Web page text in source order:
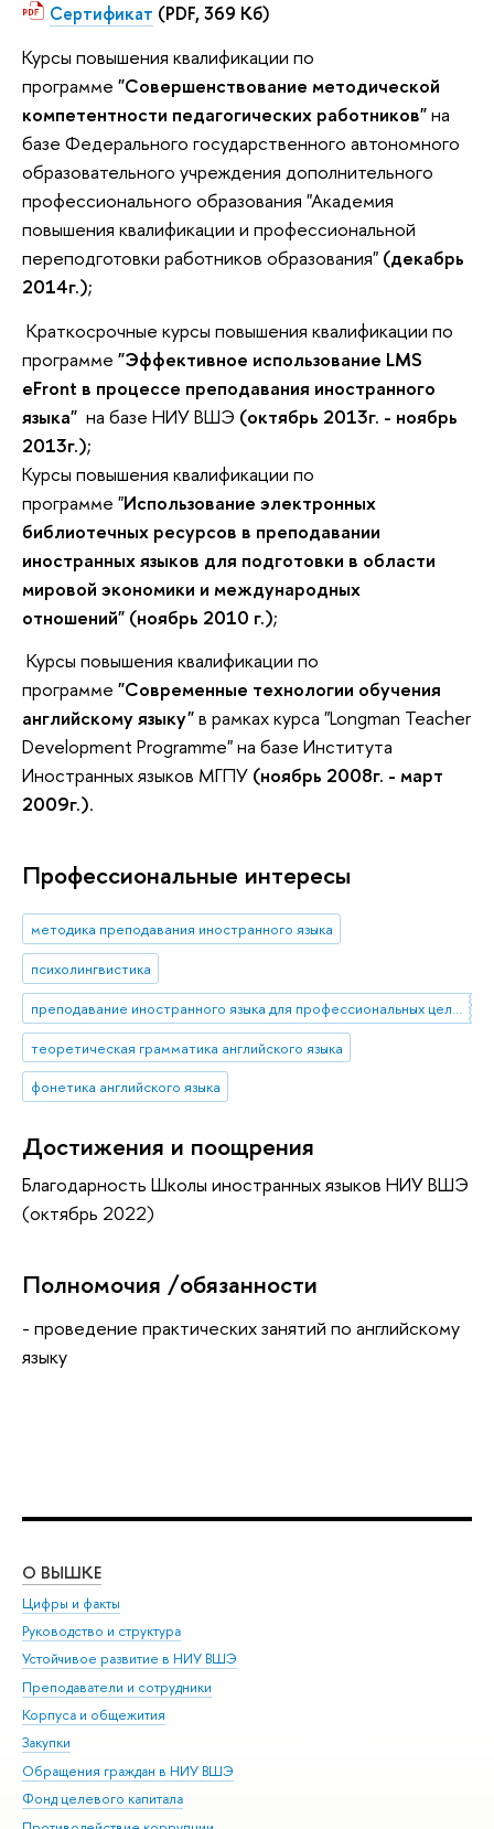
Сертификат (PDF, 369 Кб)
Курсы повышения квалификации по
программе "Совершенствование методической
компетентности педагогических работников"на
базе Федерального государственного автономного
образовательного учреждения дополнительного
профессионального образования "Академия
повышения квалификации и профессиональной
переподготовки работников образования" (декабрь
2014г.);
Краткосрочные курсы повышения квалификации по
программе "Эффективное использование LMS
eFront в процессе преподавания иностранного
языка" на базе НИУ ВШЭ (октябрь 2013г. - ноябрь
2013г.);
Курсы повышения квалификации по
программе "Использование электронных
библиотечных ресурсов в преподавании
иностранных языков для подготовки в области
мировой экономики и международных
отношений" (ноябрь 2010 г.);
Курсы повышения квалификации по
программе "Современные технологии обучения
английскому языку"в рамках курса "Longman Teacher
Development Programme" на базе Института
Иностранных языков МГПУ (ноябрь 2008г. - март
2009г.).
Профессиональные интересы
методика преподавания иностранного языка
психолингвистика
преподавание иностранного языка для профессиональных целей
теоретическая грамматика английского языка
фонетика английского языка
Достижения и поощрения
Благодарность Школы иностранных языков НИУ ВШЭ
(октябрь 2022)
Полномочия /обязанности
- проведение практических занятий по английскому
языку
О ВЫШКЕ
Цифры и факты
Руководство и структура
Устойчивое развитие в НИУ ВШЭ
Преподаватели и сотрудники
Корпуса и общежития
Закупки
Обращения граждан в НИУ ВШЭ
Фонд целевого капитала